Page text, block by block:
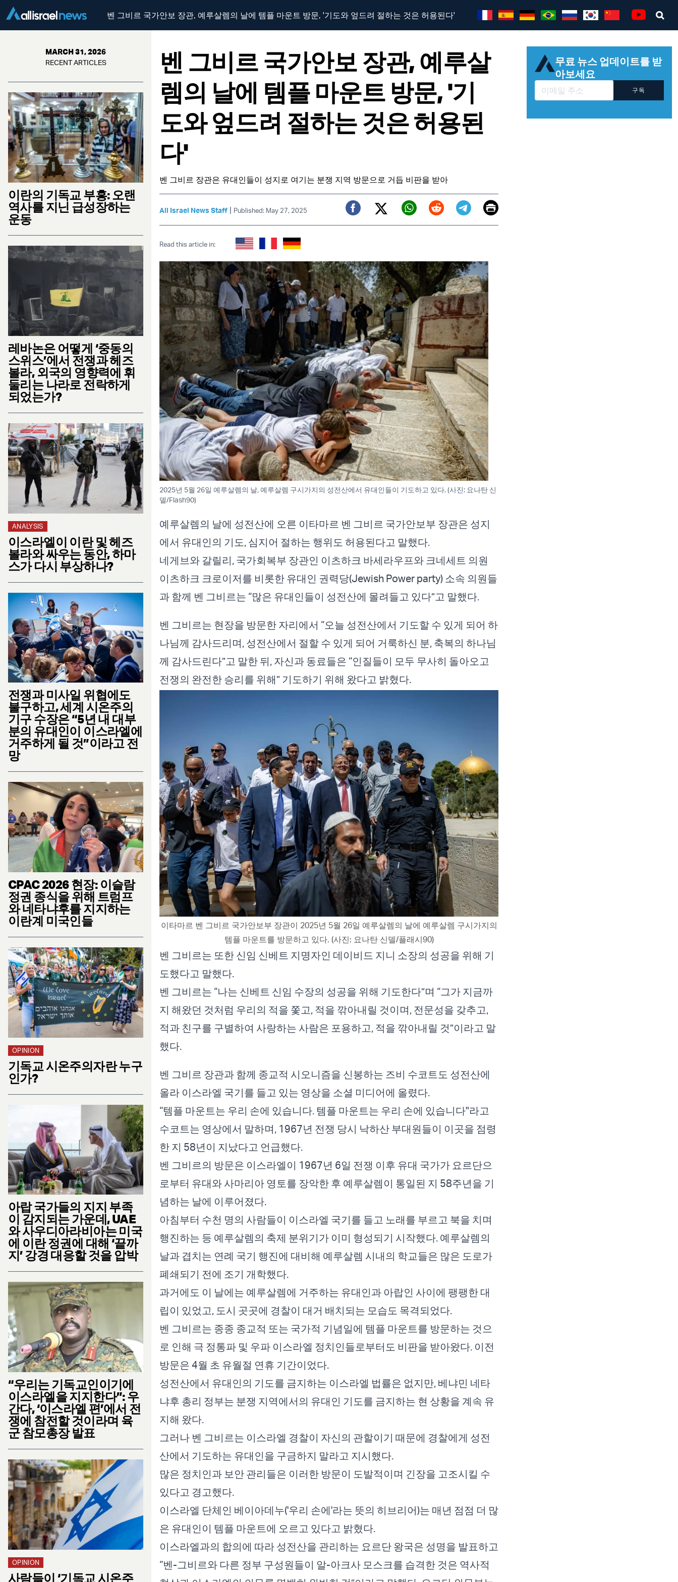
벤 그비르 국가안보 장관, 예루살렘의 날에 템플 마운트 방문, '기도와 엎드려 절하는 것은 허용된다'
MARCH 31, 2026
RECENT ARTICLES
이란의 기독교 부흥: 오랜
역사를 지닌 급성장하는
운동
레바논은 어떻게 ‘중동의
스위스’에서 전쟁과 헤즈
볼라, 외국의 영향력에 휘
둘리는 나라로 전락하게
되었는가?
ANALYSIS
이스라엘이 이란 및 헤즈
볼라와 싸우는 동안, 하마
스가 다시 부상하나?
전쟁과 미사일 위협에도
불구하고, 세계 시온주의
기구 수장은 “5년 내 대부
분의 유대인이 이스라엘에
거주하게 될 것”이라고 전
망
CPAC 2026 현장: 이슬람
정권 종식을 위해 트럼프
와 네타냐후를 지지하는
이란계 미국인들
OPINION
기독교 시온주의자란 누구
인가?
아랍 국가들의 지지 부족
이 감지되는 가운데, UAE
와 사우디아라비아는 미국
에 이란 정권에 대해 ‘끝까
지’ 강경 대응할 것을 압박
“우리는 기독교인이기에
이스라엘을 지지한다”: 우
간다, ‘이스라엘 편’에서 전
쟁에 참전할 것이라며 육
군 참모총장 발표
OPINION
사람들이 ‘기독교 시온주
벤 그비르 국가안보 장관, 예루살
렘의 날에 템플 마운트 방문, '기
도와 엎드려 절하는 것은 허용된
다'
벤 그비르 장관은 유대인들이 성지로 여기는 분쟁 지역 방문으로 거듭 비판을 받아
All Israel News Staff | Published: May 27, 2025
Facebook
Twitter (X)
Whatsapp
RedditTelegram
EmailPrint
Read this article in:
2025년 5월 26일 예루살렘의 날, 예루살렘 구시가지의 성전산에서 유대인들이 기도하고 있다. (사진: 요나탄 신
델/Flash90)
예루살렘의 날에 성전산에 오른 이타마르 벤 그비르 국가안보부 장관은 성지
에서 유대인의 기도, 심지어 절하는 행위도 허용된다고 말했다.
네게브와 갈릴리, 국가회복부 장관인 이츠하크 바세라우프와 크네세트 의원
이츠하크 크로이저를 비롯한 유대인 권력당(Jewish Power party) 소속 의원들
과 함께 벤 그비르는 “많은 유대인들이 성전산에 몰려들고 있다”고 말했다.
벤 그비르는 현장을 방문한 자리에서 “오늘 성전산에서 기도할 수 있게 되어 하
나님께 감사드리며, 성전산에서 절할 수 있게 되어 거룩하신 분, 축복의 하나님
께 감사드린다”고 말한 뒤, 자신과 동료들은 “인질들이 모두 무사히 돌아오고
전쟁의 완전한 승리를 위해” 기도하기 위해 왔다고 밝혔다.
이타마르 벤 그비르 국가안보부 장관이 2025년 5월 26일 예루살렘의 날에 예루살렘 구시가지의
템플 마운트를 방문하고 있다. (사진: 요나탄 신델/플래시90)
벤 그비르는 또한 신임 신베트 지명자인 데이비드 지니 소장의 성공을 위해 기
도했다고 말했다.
벤 그비르는 “나는 신베트 신임 수장의 성공을 위해 기도한다”며 “그가 지금까
지 해왔던 것처럼 우리의 적을 쫓고, 적을 깎아내릴 것이며, 전문성을 갖추고,
적과 친구를 구별하여 사랑하는 사람은 포용하고, 적을 깎아내릴 것”이라고 말
했다.
벤 그비르 장관과 함께 종교적 시오니즘을 신봉하는 즈비 수코트도 성전산에
올라 이스라엘 국기를 들고 있는 영상을 소셜 미디어에 올렸다.
“템플 마운트는 우리 손에 있습니다. 템플 마운트는 우리 손에 있습니다"라고
수코트는 영상에서 말하며, 1967년 전쟁 당시 낙하산 부대원들이 이곳을 점령
한 지 58년이 지났다고 언급했다.
벤 그비르의 방문은 이스라엘이 1967년 6일 전쟁 이후 유대 국가가 요르단으
로부터 유대와 사마리아 영토를 장악한 후 예루살렘이 통일된 지 58주년을 기
념하는 날에 이루어졌다.
아침부터 수천 명의 사람들이 이스라엘 국기를 들고 노래를 부르고 북을 치며
행진하는 등 예루살렘의 축제 분위기가 이미 형성되기 시작했다. 예루살렘의
날과 겹치는 연례 국기 행진에 대비해 예루살렘 시내의 학교들은 많은 도로가
폐쇄되기 전에 조기 개학했다.
과거에도 이 날에는 예루살렘에 거주하는 유대인과 아랍인 사이에 팽팽한 대
립이 있었고, 도시 곳곳에 경찰이 대거 배치되는 모습도 목격되었다.
벤 그비르는 종종 종교적 또는 국가적 기념일에 템플 마운트를 방문하는 것으
로 인해 극 정통파 및 우파 이스라엘 정치인들로부터도 비판을 받아왔다. 이전
방문은 4월 초 유월절 연휴 기간이었다.
성전산에서 유대인의 기도를 금지하는 이스라엘 법률은 없지만, 베냐민 네타
냐후 총리 정부는 분쟁 지역에서의 유대인 기도를 금지하는 현 상황을 계속 유
지해 왔다.
그러나 벤 그비르는 이스라엘 경찰이 자신의 관할이기 때문에 경찰에게 성전
산에서 기도하는 유대인을 구금하지 말라고 지시했다.
많은 정치인과 보안 관리들은 이러한 방문이 도발적이며 긴장을 고조시킬 수
있다고 경고했다.
이스라엘 단체인 베이아데누('우리 손에'라는 뜻의 히브리어)는 매년 점점 더 많
은 유대인이 템플 마운트에 오르고 있다고 밝혔다.
이스라엘과의 합의에 따라 성전산을 관리하는 요르단 왕국은 성명을 발표하고
“벤-그비르와 다른 정부 구성원들이 알-아크사 모스크를 습격한 것은 역사적
무료 뉴스 업데이트를 받
아보세요
구독